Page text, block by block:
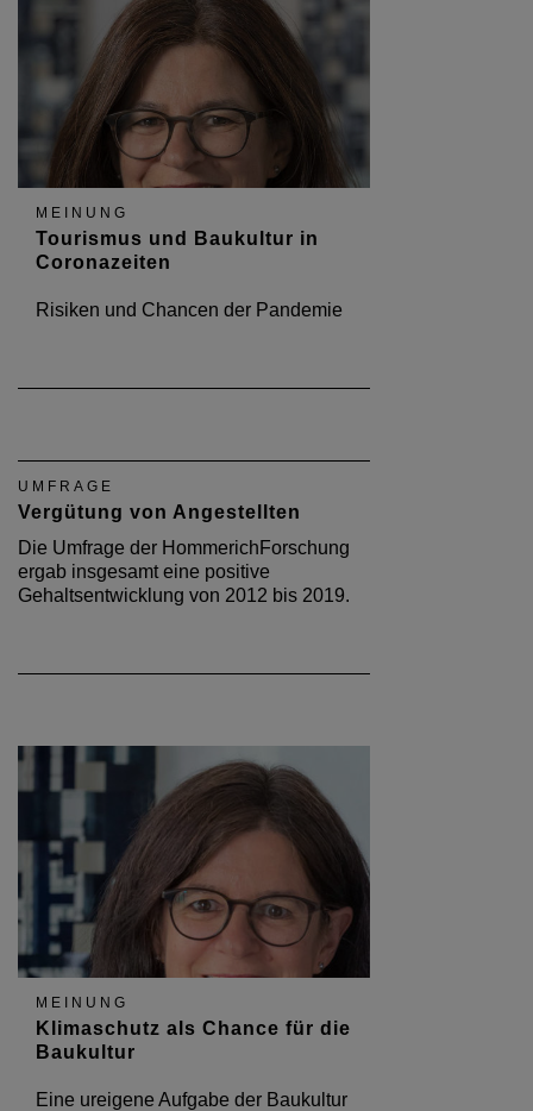
MEINUNG
Tourismus und Baukultur in
Coronazeiten
Risiken und Chancen der Pandemie
UMFRAGE
Vergütung von Angestellten
Die Umfrage der HommerichForschung
ergab insgesamt eine positive
Gehaltsentwicklung von 2012 bis 2019.
MEINUNG
Klimaschutz als Chance für die
Baukultur
Eine ureigene Aufgabe der Baukultur